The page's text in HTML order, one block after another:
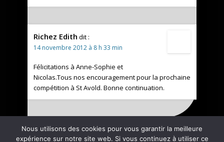
Richez Edith dit :
14 novembre 2012 à 8 h 33 min
Félicitations à Anne-Sophie et
Nicolas.Tous nos encouragement pour la prochaine
compétition à St Avold. Bonne continuation.
Nous utilisons des cookies pour vous garantir la meilleure
expérience sur notre site web. Si vous continuez à utiliser ce